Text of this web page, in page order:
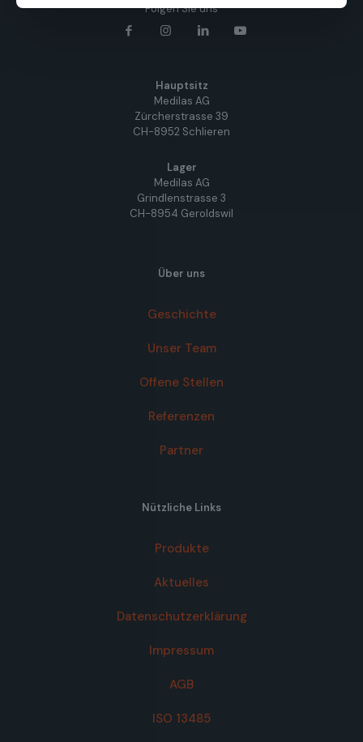
Folgen Sie uns
Hauptsitz
Medilas AG
Zürcherstrasse 39
CH-8952 Schlieren
Lager
Medilas AG
Grindlenstrasse 3
CH-8954 Geroldswil
Über uns
Geschichte
Unser Team
Offene Stellen
Referenzen
Partner
Nützliche Links
Produkte
Aktuelles
Datenschutzerklärung
Impressum
AGB
ISO 13485